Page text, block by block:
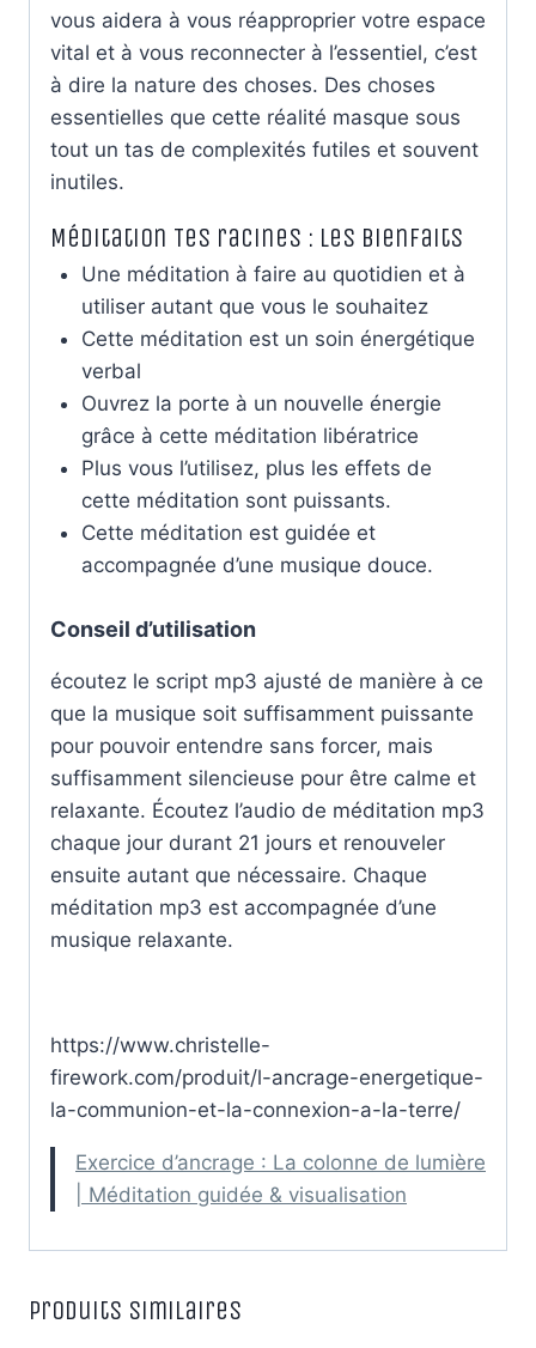
vous aidera à vous réapproprier votre espace
vital et à vous reconnecter à l’essentiel, c’est
à dire la nature des choses. Des choses
essentielles que cette réalité masque sous
tout un tas de complexités futiles et souvent
inutiles.
Méditation Tes racines : les bienfaits
Une méditation à faire au quotidien et à
utiliser autant que vous le souhaitez
Cette méditation est un soin énergétique
verbal
Ouvrez la porte à un nouvelle énergie
grâce à cette méditation libératrice
Plus vous l’utilisez, plus les effets de
cette méditation sont puissants.
Cette méditation est guidée et
accompagnée d’une musique douce.
Conseil d’utilisation
écoutez le script mp3 ajusté de manière à ce
que la musique soit suffisamment puissante
pour pouvoir entendre sans forcer, mais
suffisamment silencieuse pour être calme et
relaxante. Écoutez l’audio de méditation mp3
chaque jour durant 21 jours et renouveler
ensuite autant que nécessaire. Chaque
méditation mp3 est accompagnée d’une
musique relaxante.
https://www.christelle-
firework.com/produit/l-ancrage-energetique-
la-communion-et-la-connexion-a-la-terre/
Exercice d’ancrage : La colonne de lumière
| Méditation guidée & visualisation
Produits similaires